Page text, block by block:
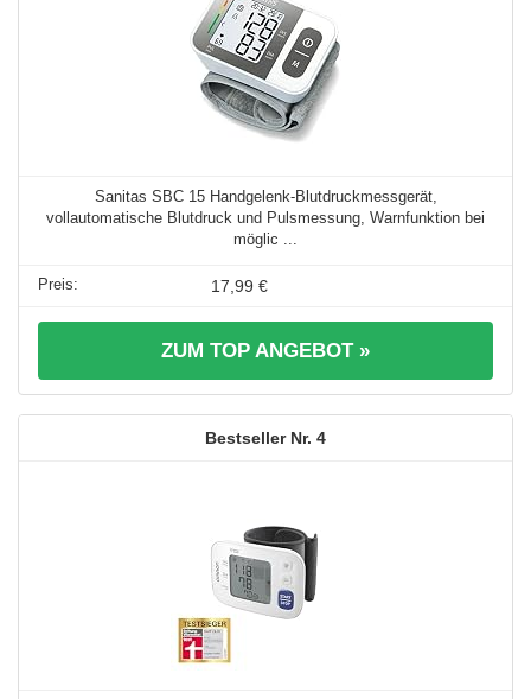
Sanitas SBC 15 Handgelenk-Blutdruckmessgerät,
vollautomatische Blutdruck und Pulsmessung, Warnfunktion bei
möglic ...
17,99 €
ZUM TOP ANGEBOT »
4